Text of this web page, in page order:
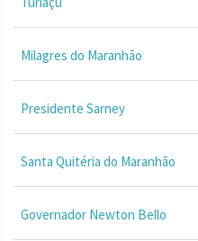
Milagres do Maranhão
Presidente Sarney
Santa Quitéria do Maranhão
Governador Newton Bello